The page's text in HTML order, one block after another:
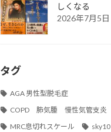
しくなる
2026年7月5日
タグ
AGA 男性型脱毛症
COPD 肺気腫 慢性気管支炎
MRC息切れスケール
sky10